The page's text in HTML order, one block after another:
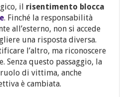
il risentimento blocca
. Finché la responsabilità
all’esterno, non si accede
una risposta diversa.
l’altro, ma riconoscere
questo passaggio, la
di vittima, anche
è cambiata.